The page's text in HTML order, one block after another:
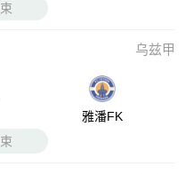
乌兹甲
雅潘FK